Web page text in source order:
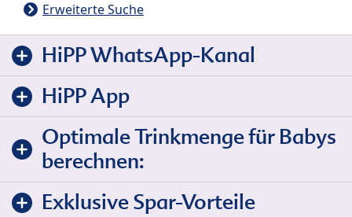
Erweiterte Suche
HiPP WhatsApp-Kanal
HiPP App
Optimale Trinkmenge für Babys
berechnen:
Exklusive Spar-Vorteile